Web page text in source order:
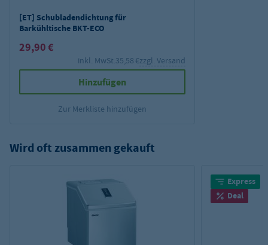
[ET] Schubladendichtung für
Barkühltische BKT-ECO
29,90 €
inkl. MwSt.35,58 €zzgl. Versand
Hinzufügen
Zur Merkliste hinzufügen
Wird oft zusammen gekauft
Express
Deal